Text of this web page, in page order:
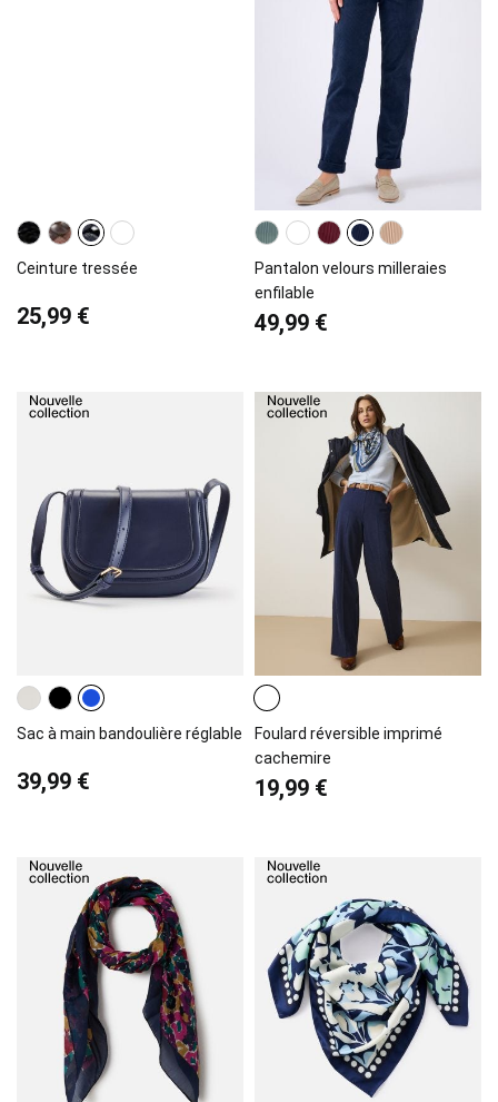
Ceinture tressée
25,99 €
Pantalon velours milleraies
enfilable
49,99 €
Sac à main bandoulière réglable
39,99 €
Foulard réversible imprimé
cachemire
19,99 €